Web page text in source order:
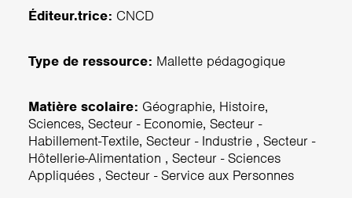
Éditeur.trice: CNCD
Type de ressource: Mallette pédagogique
Matière scolaire: Géographie, Histoire,
Sciences, Secteur - Economie, Secteur -
Habillement-Textile, Secteur - Industrie , Secteur -
Hôtellerie-Alimentation , Secteur - Sciences
Appliquées , Secteur - Service aux Personnes